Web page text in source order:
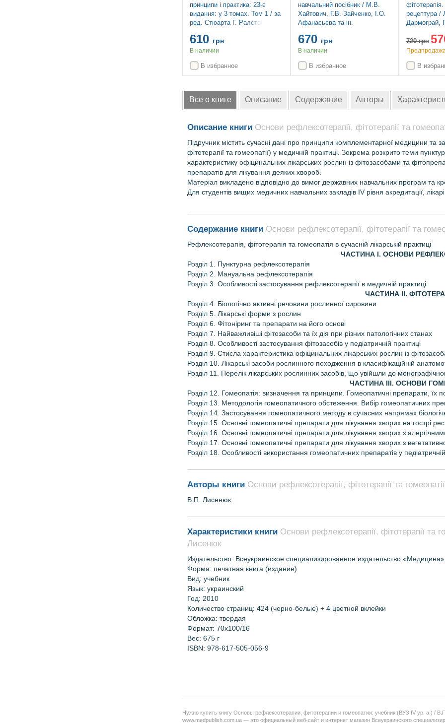
принципи і практика: 23-є
видання: у 3 томах. Том 1 / за
ред. Стюарта Г. Ралстона, Яна
Стрекена, Річарда П. Гобсона
610 грн
В наличии
В избранное
навчальний посібник / М.В.
Хайтович, Г.В. Зайченко, І.О.
Афанасьєва та ін.
670 грн
В наличии
В избранное
рецептура
Дармограй,
720грн
В
Все о книге Описание Содержание Авторы
Описание книги Основи рефлексотерапії, фітотерапії та
Підручник містить сучасні дані про принципи комплементарної медицини та
фітотерапії та гомеопатії) у медичній практиці. Зокрема розкрито теми
характеристику офіцинальних лікарських рослин із фітозасобами та
препаратів для лікування деяких хвороб.
Матеріал викладено відповідно до вимог державних навчальних програм та
Для студентів вищих медичних навчальних закладів IV рівня акредитації,
Содержание книги Основи рефлексотерапії, фітотерапії та
Рефлексотерапія, фітотерапія та гомеопатія в сучасній лікарській практиці
ЧАСТИНА І. ОСНОВИ
Розділ 1. Пунктурна рефлексотерапія
Розділ 2. Мануальна рефлексотерапія
Розділ 3. Особливості застосування рефлексотерапії в медичній практиці
ЧАСТИНА ІІ.
Розділ 4. Біологічно активні речовини рослинної сировини
Розділ 5. Лікарські форми з рослин
Розділ 6. Фітоніринг та препарати на його основі
Розділ 7. Найважливіші фітозасоби та їх дія при різних патологічних станах
Розділ 8. Особливості застосування фітозасобів у педіатричній практиці
Розділ 9. Стисла характеристика офіцинальних лікарських рослин із
Розділ 10. Лікарські засоби рослинного походження в класифікаційній
Розділ 11. Перелік лікарських рослинних засобів, що увійшли до
ЧАСТИНА ІІІ. ОСНОВИ
Розділ 12. Гомеопатія: визначення та принципи. Гомеопатичні препарати, їх
Розділ 13. Методологія гомеопатичного обстеження. Вибір гомеопатичних
Розділ 14. Застосування гомеопатичного методу в сучасних напрямах
Розділ 15. Основні гомеопатичні препарати для лікування хворих на гострі
Розділ 16. Основні гомеопатичні препарати для лікування хворих з
Розділ 17. Основні гомеопатичні препарати для лікування хворих з
Розділ 18. Особливості використання гомеопатичних препаратів у
Авторы книги Основи рефлексотерапії, фітотерапії та
В.П. Лисенюк
Характеристики книги Основи рефлексотерапії, фітотерапії та
Лисенюк
Издательство: Всеукраинское специализированное издательство «Медицина»
Форма: печатная книга (издание)
Вид: учебник
Язык: украинский
Год: 2010
Количество страниц: 424 (черно-белые) + 4 цветной вклейки
Обложка: твердая
Формат: 70х100/16
Вес: 675 г
ISBN: 978-617-505-056-9
Нужно купить книгу Основы рефлексотерапии, фитотерапии и гомеопатии: учебник (ВУЗ ІV ур. а.) /
www.medpublish.com.ua — это официальный веб-сайт и интернет магазин Всеукраинского